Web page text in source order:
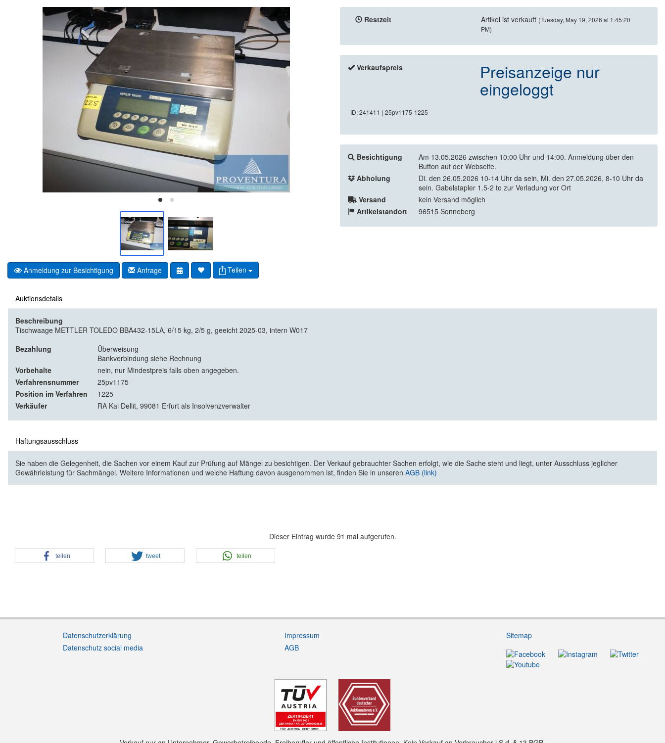
Anmeldung zur Besichtigung Anfrage Teilen
Restzeit Artikel ist verkauft (Tuesday, May 19, 2026 at 1:45:20
PM)
Verkaufspreis Preisanzeige nur
eingeloggt
ID: 241411 | 25pv1175-1225
Besichtigung
Am 13.05.2026 zwischen 10:00 Uhr und 14:00. Anmeldung über den
Button auf der Webseite.
Abholung
Di. den 26.05.2026 10-14 Uhr da sein, Mi. den 27.05.2026, 8-10 Uhr da
sein. Gabelstapler 1.5-2 to zur Verladung vor Ort
Versand
kein Versand möglich
Artikelstandort
96515 Sonneberg
Auktionsdetails
Beschreibung
Tischwaage METTLER TOLEDO BBA432-15LA, 6/15 kg, 2/5 g, geeicht 2025-03, intern W017
Bezahlung
Überweisung
Bankverbindung siehe Rechnung
Vorbehalte
nein, nur Mindestpreis falls oben angegeben.
Verfahrensnummer
25pv1175
Position im Verfahren
1225
Verkäufer
RA Kai Dellit, 99081 Erfurt als Insolvenzverwalter
Haftungsausschluss
Sie haben die Gelegenheit, die Sachen vor einem Kauf zur Prüfung auf Mängel zu besichtigen. Der Verkauf gebrauchter Sachen erfolgt, wie die Sache steht und liegt, unter Ausschluss jeglicher
Gewährleistung für Sachmängel. Weitere Informationen und welche Haftung davon ausgenommen ist, finden Sie in unseren AGB (link)
Dieser Eintrag wurde 91 mal aufgerufen.
teilen tweet teilen
Datenschutzerklärung
Datenschutz social media
Impressum
AGB
Sitemap